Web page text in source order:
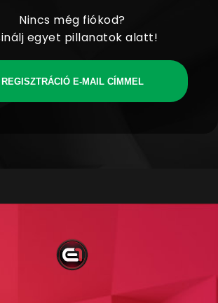
Nincs még fiókod?
egyet pillanatok alatt!
REGISZTRÁCIÓ E-MAIL CÍMMEL